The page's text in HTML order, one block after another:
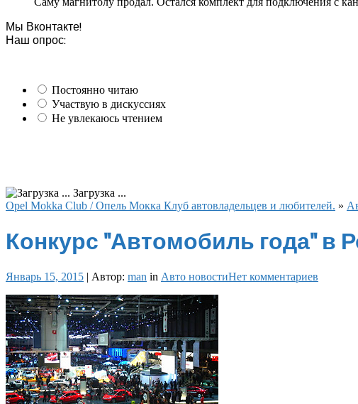
Мы Вконтакте!
Наш опрос:
Постоянно читаю
Участвую в дискуссиях
Не увлекаюсь чтением
Загрузка ...
Opel Mokka Club / Опель Мокка Клуб автовладельцев и любителей. »
Конкурс "Автомобиль года" в
Январь 15, 2015 | Автор: man in Авто новостиНет комментариев